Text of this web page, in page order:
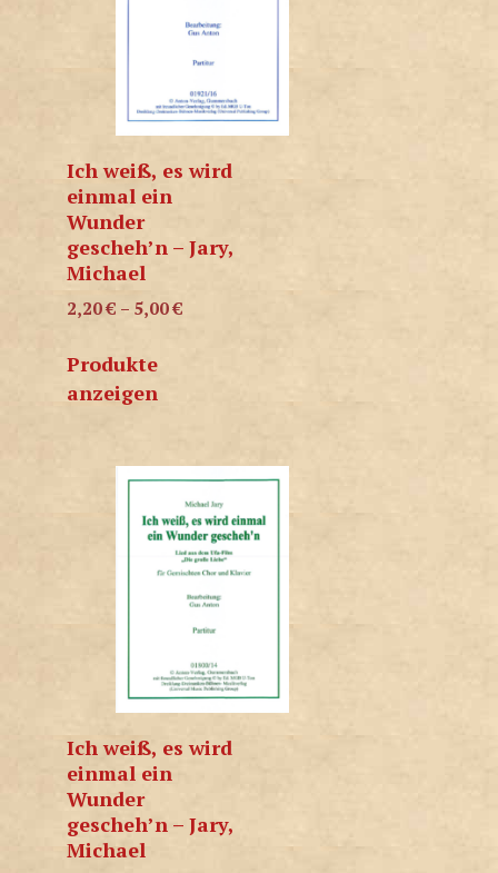
Ich weiß, es wird
einmal ein
Wunder
gescheh’n – Jary,
Michael
2,20€ – 5,00€
Produkte
anzeigen
Ich weiß, es wird
einmal ein
Wunder
gescheh’n – Jary,
Michael